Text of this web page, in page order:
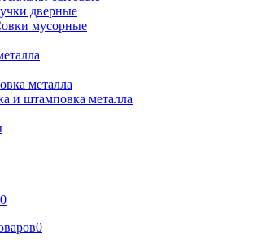
дверные
мусорные
металла
и штамповка металла
0
0